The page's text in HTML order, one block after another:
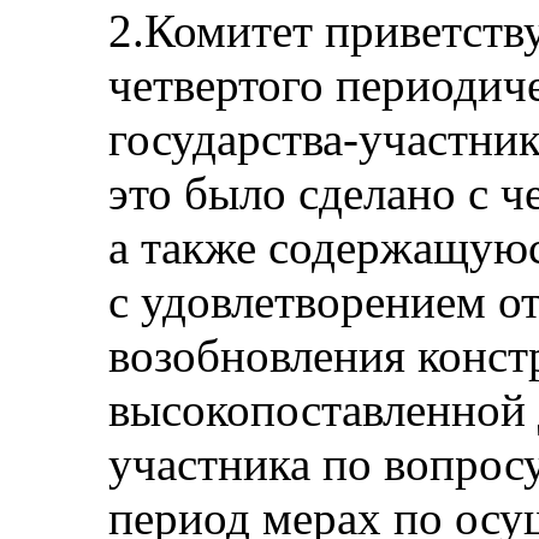
2.Комитет
четвертого
государства-
это было сделано с
а также
с удовлетворением
возобновления
высокопоставленной
участника по
период мерах по